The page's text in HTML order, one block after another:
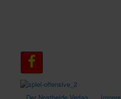
Der Nostheide Verlag